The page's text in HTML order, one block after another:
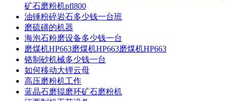
矿石磨粉机pfl800
油锤粉碎岩石多少钱一台班
磨硫磺的机器
海泡石粉磨设备多少钱一台
磨煤机HP663磨煤机HP663磨煤机HP663
铬制砂机械多少钱一台
如何移动大锂云母
高压磨粉机工作
蓝晶石磨辊磨环矿石磨粉机